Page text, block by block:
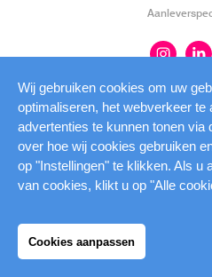
Wij gebruiken cookies om uw
optimaliseren, het webverkeer te
advertenties te kunnen tonen via
over hoe wij cookies gebruiken
op "Instellingen" te klikken. Als u
van cookies, klikt u op "Alle
Cookies aanpassen